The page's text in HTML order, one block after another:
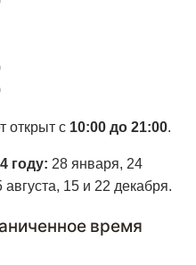
открыт с 10:00 до 21:00.
году: 28 января, 24
15 и 22 декабря.
время